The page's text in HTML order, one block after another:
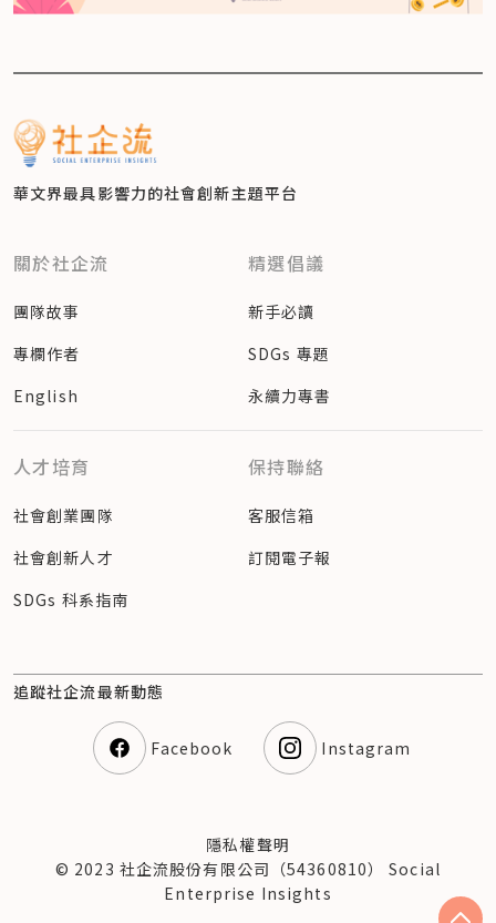
華文界最具影響力的社會創新主題平台
關於社企流
團隊故事
專欄作者
English
精選倡議
新手必讀
SDGs 專題
永續力專書
人才培育
社會創業團隊
社會創新人才
SDGs 科系指南
保持聯絡
客服信箱
訂閱電子報
追蹤社企流最新動態
Facebook Instagram
隱私權聲明
© 2023 社企流股份有限公司（54360810） Social
Enterprise Insights